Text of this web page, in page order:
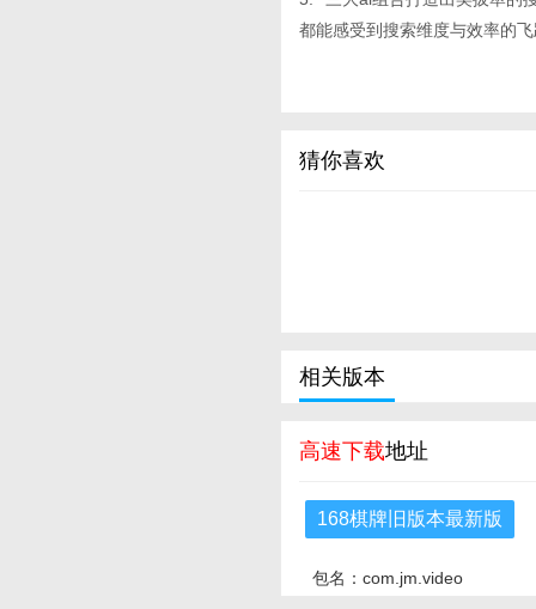
都能感受到搜索维度与效率的
猜你喜欢
相关版本
高速下载地址
168棋牌旧版本最新版
包名：com.jm.video